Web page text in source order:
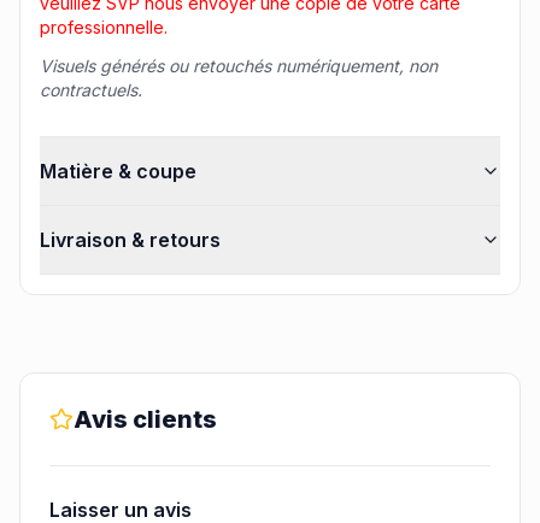
professionnelle.
Visuels générés ou retouchés numériquement, non
contractuels.
Matière & coupe
Livraison & retours
Avis clients
Laisser un avis